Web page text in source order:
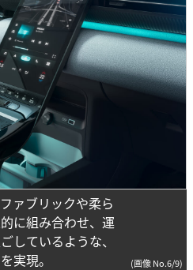
ァブリックや柔ら
に組み合わせ、運
しているような、
実現。
(画像 No.6/9)